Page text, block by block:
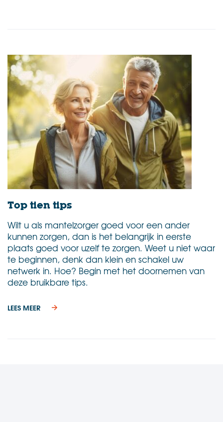
Top tien tips
Wilt u als mantelzorger goed voor een ander
kunnen zorgen, dan is het belangrijk in eerste
plaats goed voor uzelf te zorgen. Weet u niet waar
te beginnen, denk dan klein en schakel uw
netwerk in. Hoe? Begin met het doornemen van
deze bruikbare tips.
LEES MEER